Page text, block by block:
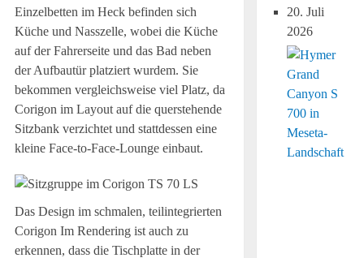
Einzelbetten im Heck befinden sich
Küche und Nasszelle, wobei die Küche
auf der Fahrerseite und das Bad neben
der Aufbautür platziert wurdem. Sie
bekommen vergleichsweise viel Platz, da
Corigon im Layout auf die querstehende
Sitzbank verzichtet und stattdessen eine
kleine Face-to-Face-Lounge einbaut.
Das Design im schmalen, teilintegrierten
Corigon Im Rendering ist auch zu
erkennen, dass die Tischplatte in der
20. Juli
2026